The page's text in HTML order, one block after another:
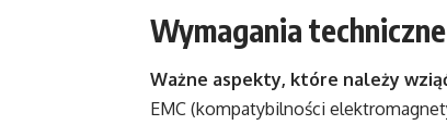
Wymagania
Ważne aspekty, które należy
EMC (kompatybilności